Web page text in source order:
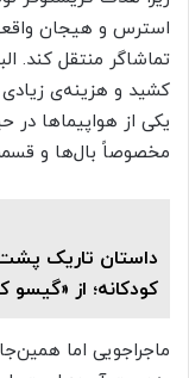
استرس و هیجان
تماشاگر منتقل کند.
کشید و هزینه‌ی
یکی از هواپیماها
مخصوصاً بال‌ها و
کودکانه؛ از «گیسو
ماجراجویی اما